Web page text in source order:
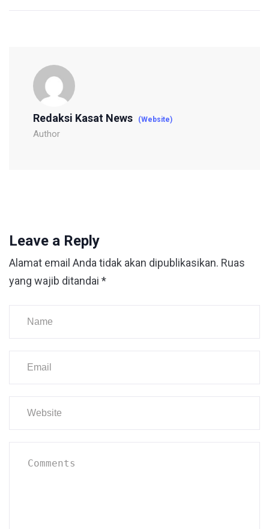
Redaksi Kasat News (Website)
Author
Leave a Reply
Alamat email Anda tidak akan dipublikasikan. Ruas
yang wajib ditandai *